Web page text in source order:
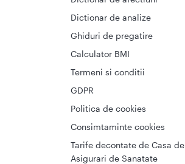
Dictionar de analize
Ghiduri de pregatire
Calculator BMI
Termeni si conditii
GDPR
Politica de cookies
Consimtaminte cookies
Tarife decontate de Casa de
Asigurari de Sanatate